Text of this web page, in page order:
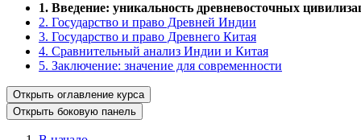
1. Введение: уникальность древневосточных
2. Государство и право Древней Индии
3. Государство и право Древнего Китая
4. Сравнительный анализ Индии и Китая
5. Заключение: значение для современности
Открыть оглавление курса
Открыть боковую панель